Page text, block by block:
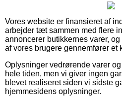
Vores website er finansieret af
arbejder tæt sammen med flere
annoncerer butikkernes varer,
af vores brugere gennemfører et
Oplysninger vedrørende varer
hele tiden, men vi giver ingen
blevet realiseret siden vi sidste
hjemmesidens oplysninger.